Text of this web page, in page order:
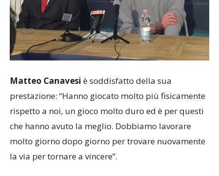
Matteo Canavesi è soddisfatto della sua
prestazione: “Hanno giocato molto più fisicamente
rispetto a noi, un gioco molto duro ed è per questi
che hanno avuto la meglio. Dobbiamo lavorare
molto giorno dopo giorno per trovare nuovamente
la via per tornare a vincere”.